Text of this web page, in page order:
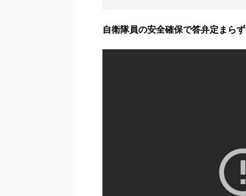
自衛隊員の安全確保で答弁定まらず